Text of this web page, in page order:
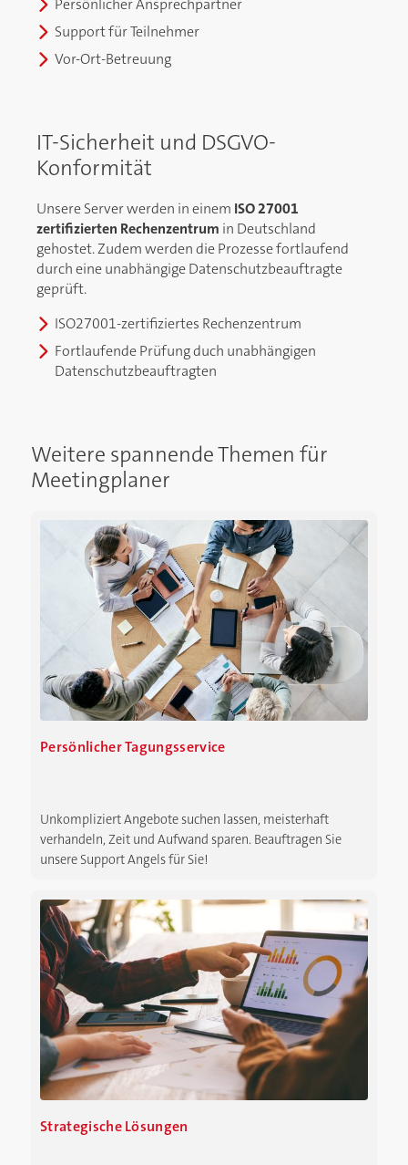
Persönlicher Ansprechpartner
Support für Teilnehmer
Vor-Ort-Betreuung
IT-Sicherheit und DSGVO-
Konformität
Unsere Server werden in einem ISO 27001
zertifizierten Rechenzentrum in Deutschland
gehostet. Zudem werden die Prozesse fortlaufend
durch eine unabhängige Datenschutzbeauftragte
geprüft.
ISO27001-zertifiziertes Rechenzentrum
Fortlaufende Prüfung duch unabhängigen
Datenschutzbeauftragten
Weitere spannende Themen für
Meetingplaner
Persönlicher Tagungsservice
Unkompliziert Angebote suchen lassen, meisterhaft
verhandeln, Zeit und Aufwand sparen. Beauftragen Sie
unsere Support Angels für Sie!
Strategische Lösungen